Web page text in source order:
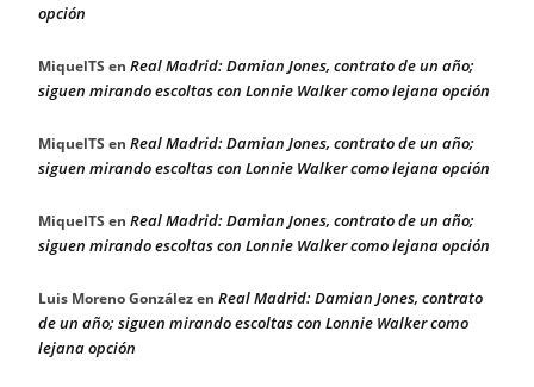
opción
MiquelTS en Real Madrid: Damian Jones, contrato de un año;
siguen mirando escoltas con Lonnie Walker como lejana opción
MiquelTS en Real Madrid: Damian Jones, contrato de un año;
siguen mirando escoltas con Lonnie Walker como lejana opción
MiquelTS en Real Madrid: Damian Jones, contrato de un año;
siguen mirando escoltas con Lonnie Walker como lejana opción
Luis Moreno Gonzálezen Real Madrid: Damian Jones, contrato
de un año; siguen mirando escoltas con Lonnie Walker como
lejana opción